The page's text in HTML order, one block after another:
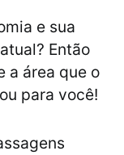
e sua
Então
a área que o
para você!